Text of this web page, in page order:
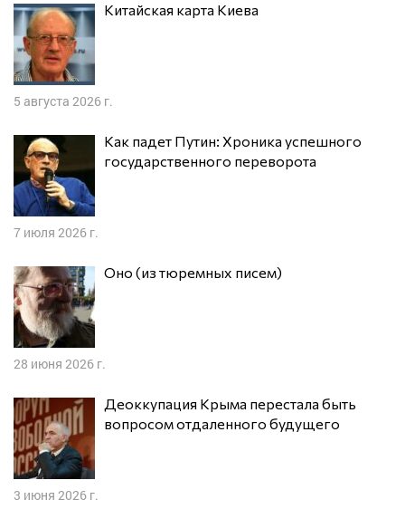
Китайская карта Киева
5 августа 2026 г.
Как падет Путин: Хроника успешного
государственного переворота
7 июля 2026 г.
Оно (из тюремных писем)
28 июня 2026 г.
Деоккупация Крыма перестала быть
вопросом отдаленного будущего
3 июня 2026 г.